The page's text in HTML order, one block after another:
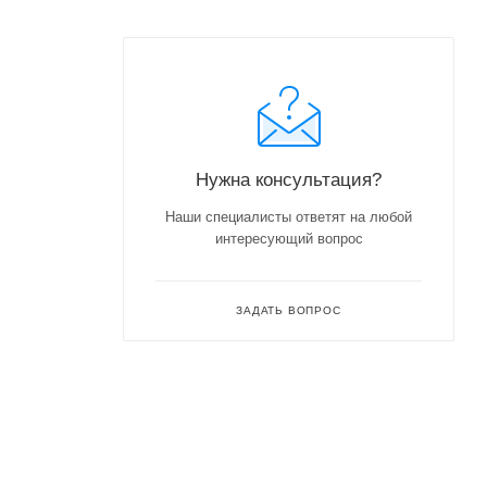
Нужна консультация?
Наши специалисты ответят на любой
интересующий вопрос
ЗАДАТЬ ВОПРОС